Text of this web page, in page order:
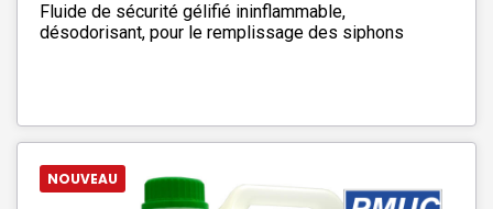
Fluide de sécurité gélifié ininflammable,
désodorisant, pour le remplissage des siphons
NOUVEAU